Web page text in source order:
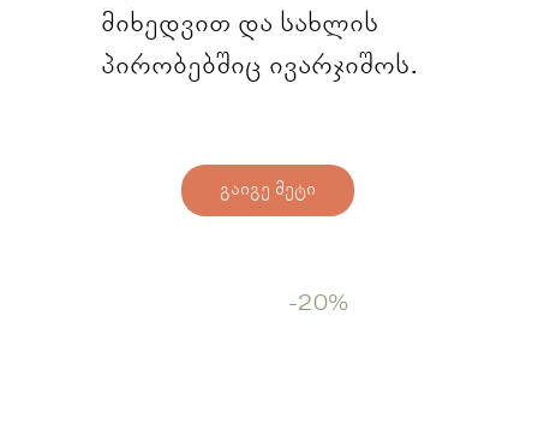
მიხედვით და სახლის
პირობებშიც ივარჯიშოს.
გაიგე მეტი
-20%